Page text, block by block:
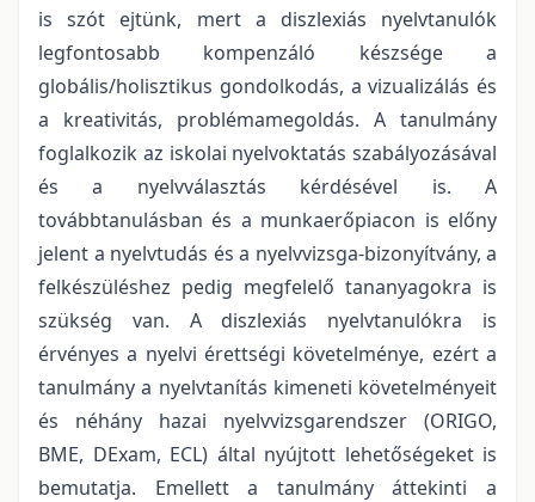
is szót ejtünk, mert a diszlexiás nyelvtanulók
legfontosabb kompenzáló készsége a
globális/holisztikus gondolkodás, a vizualizálás és
a kreativitás, problémamegoldás. A tanulmány
foglalkozik az iskolai nyelvoktatás szabályozásával
és a nyelvválasztás kérdésével is. A
továbbtanulásban és a munkaerőpiacon is előny
jelent a nyelvtudás és a nyelvvizsga-bizonyítvány, a
felkészüléshez pedig megfelelő tananyagokra is
szükség van. A diszlexiás nyelvtanulókra is
érvényes a nyelvi érettségi követelménye, ezért a
tanulmány a nyelvtanítás kimeneti követelményeit
és néhány hazai nyelvvizsgarendszer (ORIGO,
BME, DExam, ECL) által nyújtott lehetőségeket is
bemutatja. Emellett a tanulmány áttekinti a